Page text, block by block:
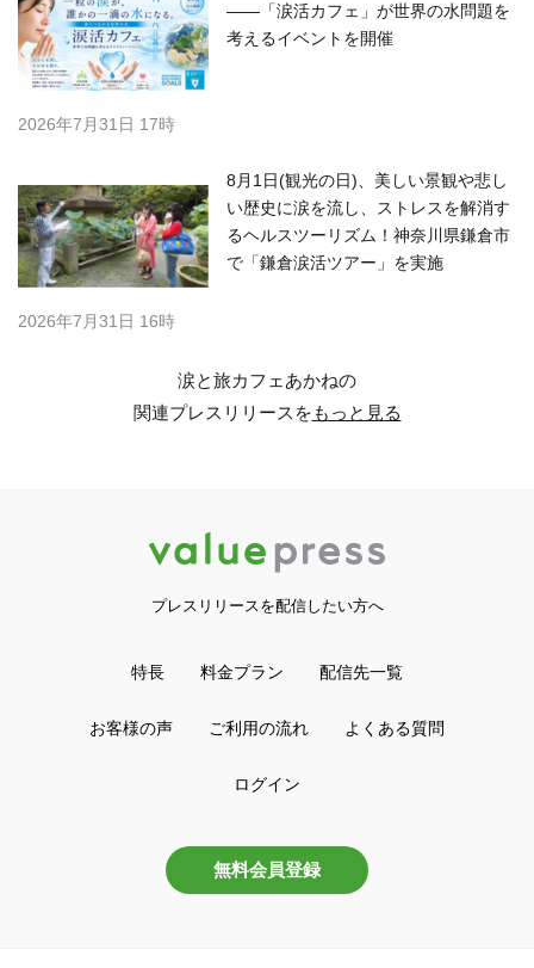
――「涙活カフェ」が世界の水問題を
考えるイベントを開催
2026年7月31日 17時
8月1日(観光の日)、美しい景観や悲し
い歴史に涙を流し、ストレスを解消す
るヘルスツーリズム！神奈川県鎌倉市
で「鎌倉涙活ツアー」を実施
2026年7月31日 16時
涙と旅カフェあかねの
関連プレスリリースをもっと見る
プレスリリースを配信したい方へ
特長 料金プラン 配信先一覧
お客様の声 ご利用の流れ よくある質問
ログイン
無料会員登録